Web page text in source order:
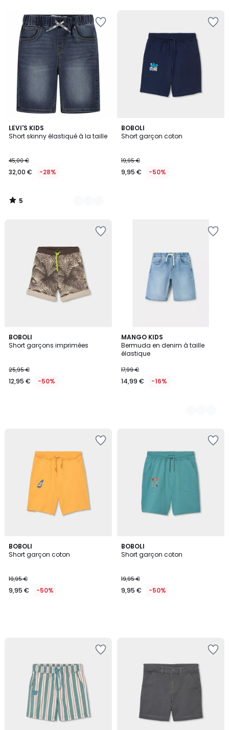
LEVI'S KIDS
Short skinny élastiqué à la taille
45,00 €
32,00 € -28%
5
/
2
Couleurs
5
/
BOBOLI
Short garçon coton
19,95 €
9,95 € -50%
BOBOLI
Short garçons imprimées
25,95 €
12,95 € -50%
MANGO KIDS
Bermuda en denim à taille
élastique
17,99 €
14,99 € -16%
3
Couleurs
BOBOLI
Short garçon coton
19,95 €
9,95 € -50%
BOBOLI
Short garçon coton
19,95 €
9,95 € -50%